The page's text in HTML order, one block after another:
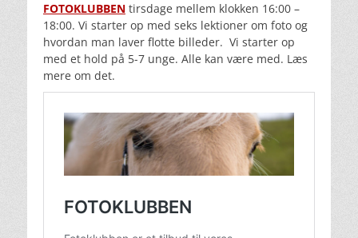
FOTOKLUBBEN tirsdage mellem klokken 16:00 –
18:00. Vi starter op med seks lektioner om foto og
hvordan man laver flotte billeder. Vi starter op
med et hold på 5-7 unge. Alle kan være med. Læs
mere om det.